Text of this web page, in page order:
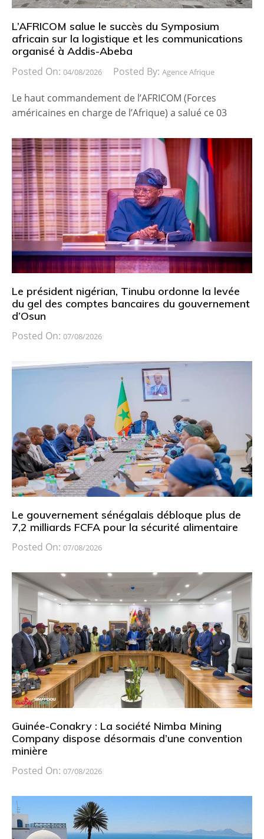
L’AFRICOM salue le succès du Symposium
africain sur la logistique et les communications
organisé à Addis-Abeba
Posted On: 04/08/2026 Posted By: Agence Afrique
Le haut commandement de l’AFRICOM (Forces
américaines en charge de l’Afrique) a salué ce 03
Le président nigérian, Tinubu ordonne la levée
du gel des comptes bancaires du gouvernement
d’Osun
Posted On: 07/08/2026
Le gouvernement sénégalais débloque plus de
7,2 milliards FCFA pour la sécurité alimentaire
Posted On: 07/08/2026
Guinée-Conakry : La société Nimba Mining
Company dispose désormais d’une convention
minière
Posted On: 07/08/2026